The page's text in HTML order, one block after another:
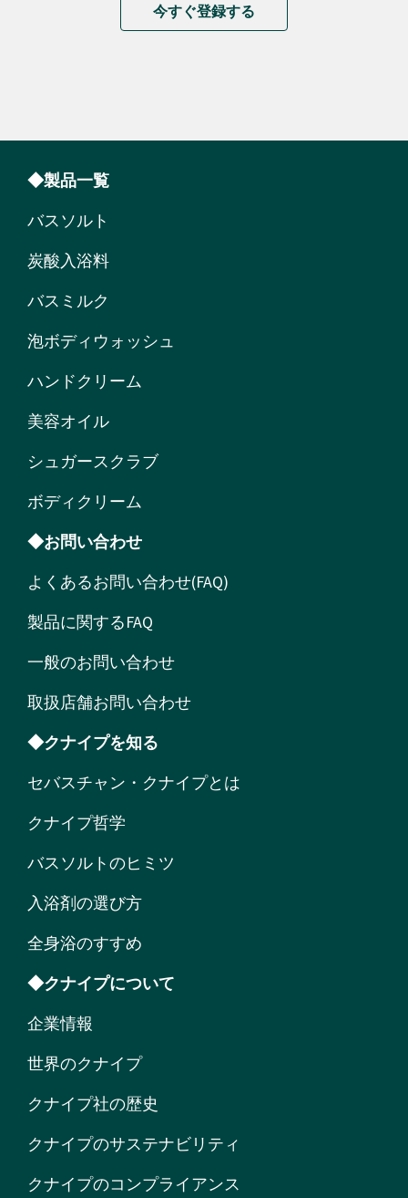
今すぐ登録する
◆製品一覧
バスソルト
炭酸入浴料
バスミルク
泡ボディウォッシュ
ハンドクリーム
美容オイル
シュガースクラブ
ボディクリーム
◆お問い合わせ
よくあるお問い合わせ(FAQ)
製品に関するFAQ
一般のお問い合わせ
取扱店舗お問い合わせ
◆クナイプを知る
セバスチャン・クナイプとは
クナイプ哲学
バスソルトのヒミツ
入浴剤の選び方
全身浴のすすめ
◆クナイプについて
企業情報
世界のクナイプ
クナイプ社の歴史
クナイプのサステナビリティ
クナイプのコンプライアンス